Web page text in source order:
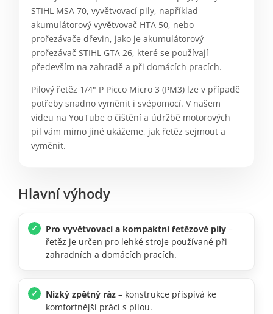
STIHL MSA 70, vyvětvovací pily, například
akumulátorový vyvětvovač HTA 50, nebo
prořezávače dřevin, jako je akumulátorový
prořezávač STIHL GTA 26, které se používají
především na zahradě a při domácích pracích.
Pilový řetěz 1/4" P Picco Micro 3 (PM3) lze v případě
potřeby snadno vyměnit i svépomocí. V našem
videu na YouTube o čištění a údržbě motorových
pil vám mimo jiné ukážeme, jak řetěz sejmout a
vyměnit.
Hlavní výhody
Pro vyvětvovací a kompaktní řetězové pily –
řetěz je určen pro lehké stroje používané při
zahradních a domácích pracích.
Nízký zpětný ráz – konstrukce přispívá ke
komfortnější práci s pilou.